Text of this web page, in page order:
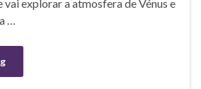
vai explorar a atmosfera de Vénus e
…